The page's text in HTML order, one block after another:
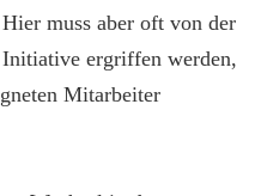
muss aber oft von der
ergriffen werden,
Mitarbeiter